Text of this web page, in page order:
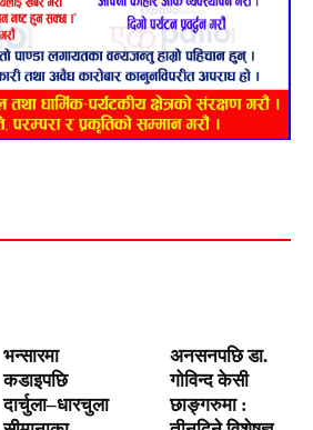
भन्सारमा
कडाइपछि
दार्चुला–धारचुला
अनसनपछि डा.
गोविन्द केसी
छाङ्गरुमा :